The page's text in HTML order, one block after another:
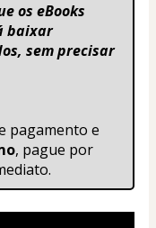
os eBooks
baixar
sem precisar
pagamento e